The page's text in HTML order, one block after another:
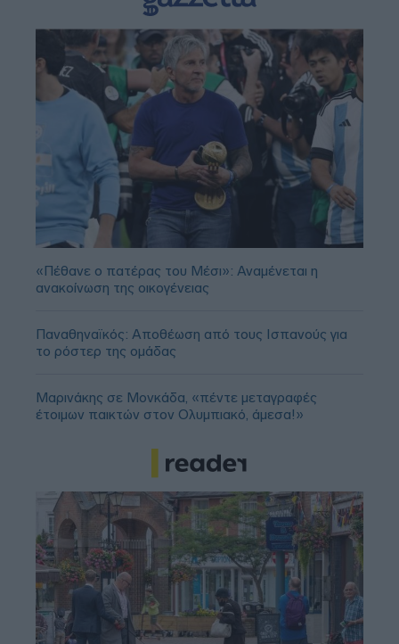
«Πέθανε ο πατέρας του Μέσι»: Αναμένεται η
ανακοίνωση της οικογένειας
Παναθηναϊκός: Αποθέωση από τους Ισπανούς για
το ρόστερ της ομάδας
Μαρινάκης σε Μονκάδα, «πέντε μεταγραφές
έτοιμων παικτών στον Ολυμπιακό, άμεσα!»